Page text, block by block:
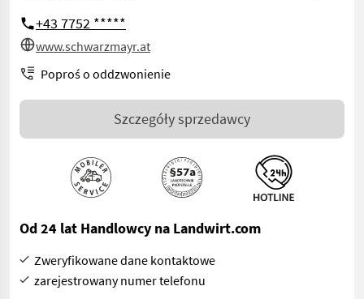
+43 7752 *****
www.schwarzmayr.at
Poproś o oddzwonienie
Szczegóły sprzedawcy
Od 24 lat Handlowcy na Landwirt.com
Zweryfikowane dane kontaktowe
zarejestrowany numer telefonu